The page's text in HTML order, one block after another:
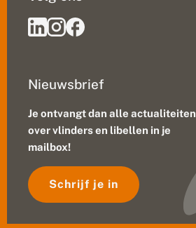
Nieuwsbrief
Je ontvangt dan alle actualiteiten
over vlinders en libellen in je
mailbox!
Schrijf je in